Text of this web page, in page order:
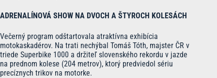
ADRENALÍNOVÁ SHOW NA DVOCH A ŠTYROCH KOLESÁCH
Večerný program odštartovala atraktívna exhibícia
motokaskadérov. Na trati nechýbal Tomáš Tóth, majster ČR v
triede Superbike 1000 a držiteľ slovenského rekordu v jazde
na prednom kolese (204 metrov), ktorý predviedol sériu
precíznych trikov na motorke.